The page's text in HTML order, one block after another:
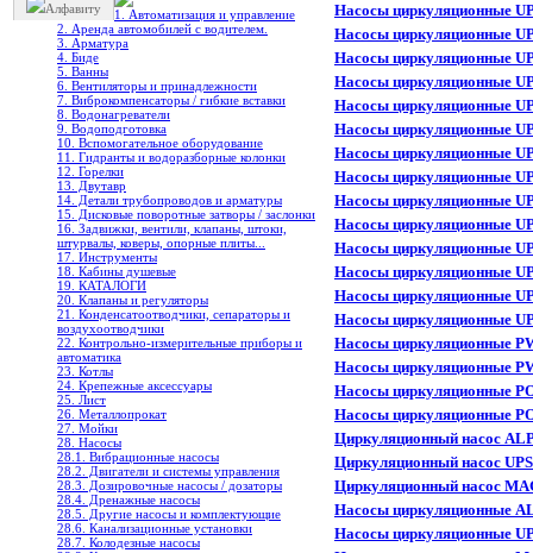
Алфавиту
1. Автоматизация и управление
2. Аренда автомобилей с водителем.
3. Арматура
4. Биде
5. Ванны
6. Вентиляторы и принадлежности
7. Виброкомпенсаторы / гибкие вставки
8. Водонагреватели
9. Водоподготовка
10. Вспомогательное оборудование
11. Гидранты и водоразборные колонки
12. Горелки
13. Двутавр
14. Детали трубопроводов и арматуры
15. Дисковые поворотные затворы / заслонки
16. Задвижки, вентили, клапаны, штоки,
штурвалы, коверы, опорные плиты...
17. Инструменты
18. Кабины душевые
19. КАТАЛОГИ
20. Клапаны и регуляторы
21. Конденсатоотводчики, сепараторы и
воздухоотводчики
22. Контрольно-измерительные приборы и
автоматика
23. Котлы
24. Крепежные аксессуары
25. Лист
26. Металлопрокат
27. Мойки
28. Насосы
28.1. Вибрационные насосы
28.2. Двигатели и системы управления
28.3. Дозировочные насосы / дозаторы
28.4. Дренажные насосы
28.5. Другие насосы и комплектующие
28.6. Канализационные установки
28.7. Колодезные насосы
Насосы циркуляционные
Насосы циркуляционные
Насосы циркуляционные
Насосы циркуляционные
Насосы циркуляционные
Насосы циркуляционные
Насосы циркуляционные
Насосы циркуляционные
Насосы циркуляционные
Насосы циркуляционные
Насосы циркуляционные
Насосы циркуляционные
Насосы циркуляционные
Насосы циркуляционные
Насосы циркуляционные
Насосы циркуляционные
Насосы циркуляционные
Насосы циркуляционные
Циркуляционный насос
Циркуляционный насос
Циркуляционный насос
Насосы циркуляционные
Насосы циркуляционные